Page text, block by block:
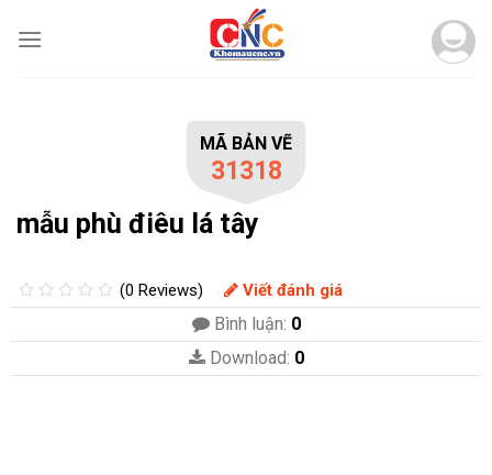
MÃ BẢN VẼ
31318
mẫu phù điêu lá tây
(0 Reviews) Viết đánh giá
Bình luận: 0
Download: 0